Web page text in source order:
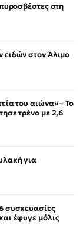
στη
στον Άλιμο
του αιώνα» – Το
τρένο με 2,6
για
συσκευασίες
έφυγε μόλις